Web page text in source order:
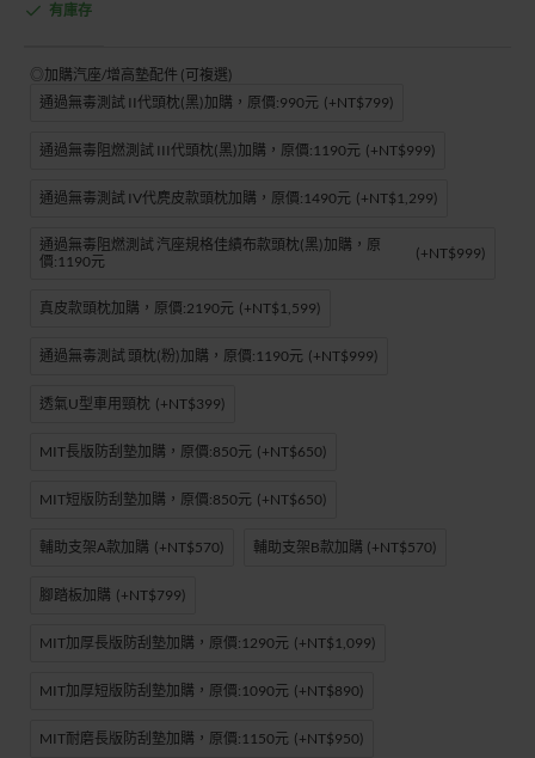
有庫存
◎加購汽座/增高墊配件 (可複選)
通過無毒測試 II代頭枕(黑)加購，原價:990元 (+NT$799)
通過無毒阻燃測試 III代頭枕(黑)加購，原價:1190元 (+NT$999)
通過無毒測試 IV代麂皮款頭枕加購，原價:1490元 (+NT$1,299)
通過無毒阻燃測試 汽座規格佳績布款頭枕(黑)加購，原
價:1190元
(+NT$999)
真皮款頭枕加購，原價:2190元 (+NT$1,599)
通過無毒測試 頭枕(粉)加購，原價:1190元 (+NT$999)
透氣U型車用頸枕 (+NT$399)
MIT長版防刮墊加購，原價:850元 (+NT$650)
MIT短版防刮墊加購，原價:850元 (+NT$650)
輔助支架A款加購 (+NT$570) 輔助支架B款加購 (+NT$570)
腳踏板加購 (+NT$799)
MIT加厚長版防刮墊加購，原價:1290元 (+NT$1,099)
MIT加厚短版防刮墊加購，原價:1090元 (+NT$890)
MIT耐磨長版防刮墊加購，原價:1150元 (+NT$950)